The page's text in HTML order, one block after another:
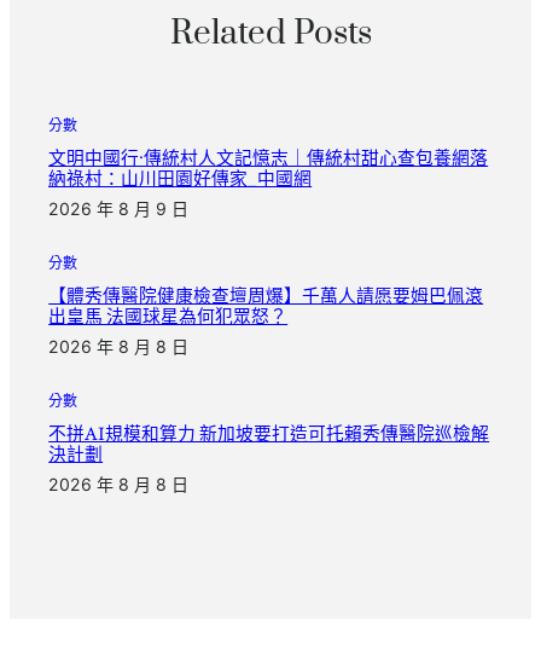
Related Posts
分數
文明中國行·傳統村人文記憶志｜傳統村甜心查包養網落
納祿村：山川田園好傳家_中國網
2026 年 8 月 9 日
分數
【體秀傳醫院健康檢查壇周爆】千萬人請愿要姆巴佩滾
出皇馬 法國球星為何犯眾怒？
2026 年 8 月 8 日
分數
不拼AI規模和算力 新加坡要打造可托賴秀傳醫院巡檢解
決計劃
2026 年 8 月 8 日